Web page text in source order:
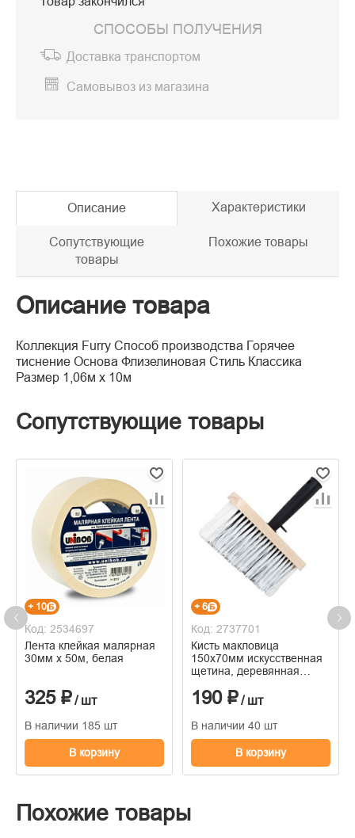
СПОСОБЫ ПОЛУЧЕНИЯ
Доставка транспортом
Самовывоз из магазина
Описание Характеристики
Сопутствующие
товары
Похожие товары
Описание товара
Коллекция Furry Способ производства Горячее
тиснение Основа Флизелиновая Стиль Классика
Размер 1,06м х 10м
Сопутствующие товары
+ 10
Код: 2534697
Лента клейкая малярная
30мм х 50м, белая
325 ₽/ шт
В наличии 185 шт
В корзину
+ 6
Код: 2737701
Кисть макловица
150х70мм искусственная
щетина, деревянная
ручка
190 ₽/ шт
В наличии 40 шт
В корзину
Похожие товары